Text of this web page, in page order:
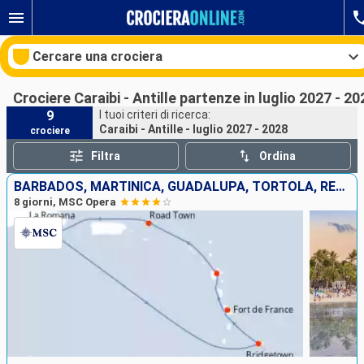
Cercare una crociera
Le nostre destinazioni
Mesi di partenza
Porti
Ricerca
Crociere Caraibi - Antille partenze in luglio 2027 -
9
crociere
I tuoi criteri di ricerca:
Caraibi - Antille - luglio 2027 - 2028
Filtra Ordina
BARBADOS, MARTINICA, GUADALUPA, TORTOLA, REPUBBLICA DOMINICANA
8 giorni, MSC Opera